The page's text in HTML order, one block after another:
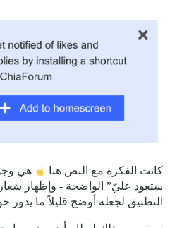
كانت الفكرة مع النص هنا
هي
ستعود عليّ” الواضحة - وإظهار
التطبيق لجعله أوضح قليلاً ما يدور